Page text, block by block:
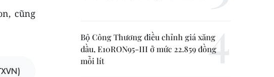
cũng
Bộ Công Thương điều chỉnh giá xăng
dầu, E10RON95-III ở mức 22.859 đồng
mỗi lít